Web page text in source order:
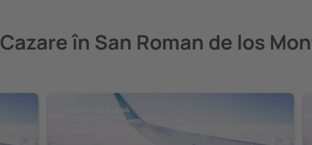
Cazare în San Roman de los
TALAVERA DE LA REINA